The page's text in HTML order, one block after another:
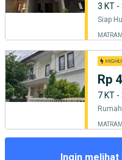
3 KT -
Rp
7 KT
Ingin melihat